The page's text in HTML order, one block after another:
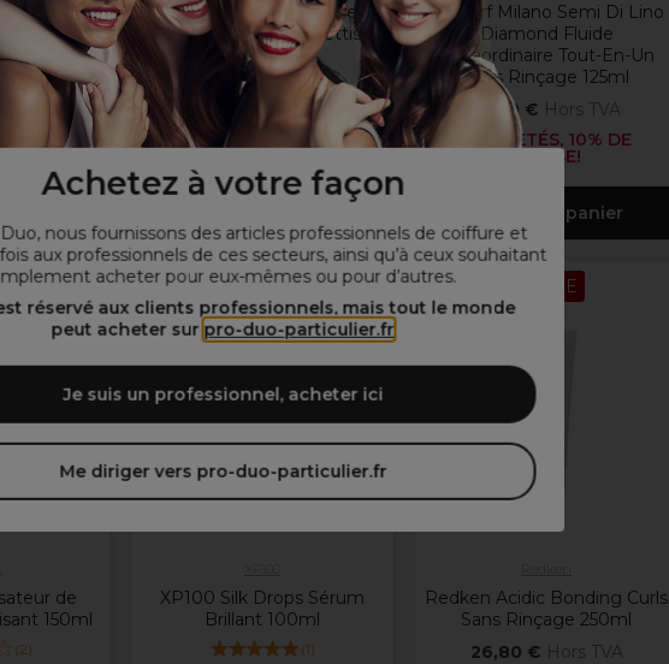
Achetez à votre façon
nous fournissons des articles professionnels de coiffure et
aux professionnels de ces secteurs, ainsi qu’à ceux souhaitant
acheter pour eux-mêmes ou pour d’autres.
réservé aux clients professionnels, mais tout le monde
peut acheter sur pro-duo-particulier.fr
Je suis un professionnel, acheter ici
Me diriger vers pro-duo-particulier.fr
EIMI
2)
DE
Tigi Bed Head Straighten
Out Sérum anti frisottis
100ml
10,40 €
Hors TVA
2 ACHETÉS, 20% DE
Alfaparf Milano Semi Di Lino
Diamond Fluide
Extraordinaire Tout-En-Un
Sans Rinçage 125ml
15,80 € Hors TVA
2 ACHETÉS, 10% DE
REMISE!
Ajouter au panier
de
150ml
(2)
XP100 Silk Drops Sérum
Brillant 100ml
(1)
OFFRE
Redken Acidic Bonding Curls
Sans Rinçage 250ml
26,80 € Hors TVA